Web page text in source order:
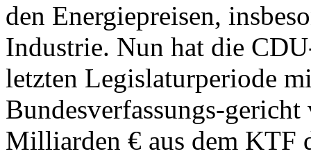
den Energiepreisen,
Industrie. Nun hat die
letzten Legislaturperiode
Bundesverfassungs-
Milliarden € aus dem KTF